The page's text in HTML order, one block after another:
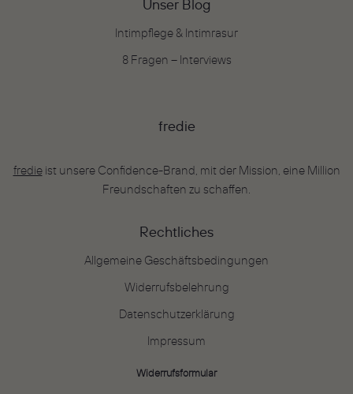
Unser Blog
Intimpflege & Intimrasur
8 Fragen – Interviews
fredie
fredieist unsere Confidence-Brand, mit der Mission, eine Million
Freundschaften zu schaffen.
Rechtliches
Allgemeine Geschäftsbedingungen
Widerrufsbelehrung
Datenschutzerklärung
Impressum
Widerrufsformular